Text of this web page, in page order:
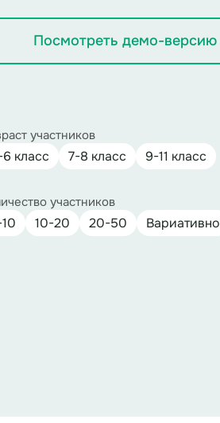
Посмотреть демо-версию
участников
класс 7-8 класс 9-11 класс
участников
10-20 20-50 Вариативно